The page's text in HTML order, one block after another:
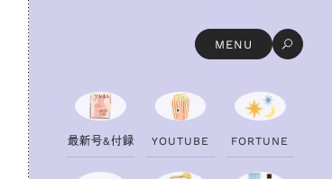
MENU
最新号&付録 YOUTU B E FORTU N E
最新号&付録 YOUTU B E FORTU N E